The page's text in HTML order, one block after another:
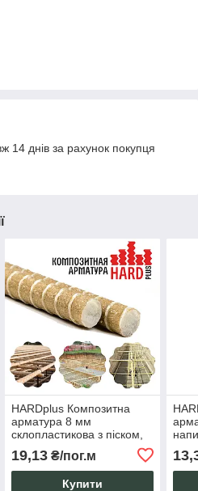
14 днів за рахунок покупця
HARDplus Композитна
арматура 8 мм
склопластикова з піском,
100% адгезія. Заміна 12
мм сталевої. 80 років.
19,13₴/пог.м
Купити